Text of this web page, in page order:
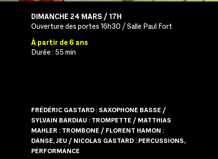
DIMANCHE 24 MARS / 17H
Ouverture des portes 16h30 / Salle Paul Fort
À partir de 6 ans
Durée : 55 min
FRÉDÉRIC GASTARD : SAXOPHONE BASSE /
SYLVAIN BARDIAU : TROMPETTE / MATTHIAS
MAHLER : TROMBONE / FLORENT HAMON :
DANSE, JEU / NICOLAS GASTARD : PERCUSSIONS,
PERFORMANCE